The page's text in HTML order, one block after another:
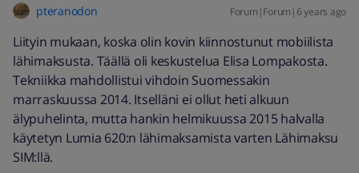
pteranodon Forum|Forum|6 years ago
Liityin mukaan, koska olin kovin kiinnostunut mobiilista
lähimaksusta. Täällä oli keskustelua Elisa Lompakosta.
Tekniikka mahdollistui vihdoin Suomessakin
marraskuussa 2014. Itselläni ei ollut heti alkuun
älypuhelinta, mutta hankin helmikuussa 2015 halvalla
käytetyn Lumia 620:n lähimaksamista varten Lähimaksu
SIM:llä.